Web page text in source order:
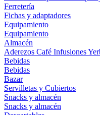
Ferretería
Fichas y adaptadores
Equipamiento
Equipamiento
Almacén
Aderezos Café Infusiones
Bebidas
Bebidas
Bazar
Servilletas y Cubiertos
Snacks y almacén
Snacks y almacén